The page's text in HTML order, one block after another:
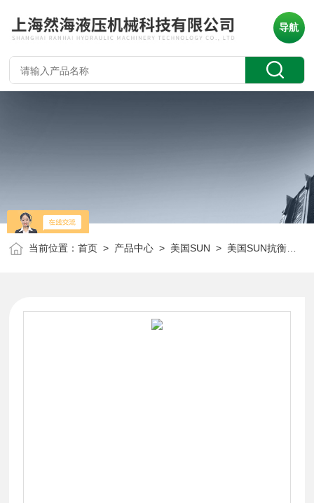
导航
当前位置：首页 > 产品中心 > 美国SUN > 美国SUN抗衡阀